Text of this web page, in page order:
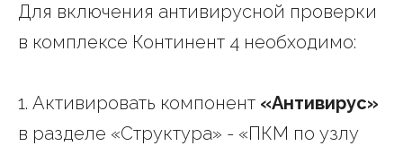
Для включения антивирусной проверки
в комплексе Континент 4 необходимо:
1. Активировать компонент «Антивирус»
в разделе «Структура» - «ПКМ по узлу